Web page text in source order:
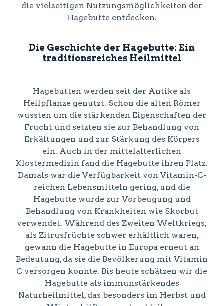
die vielseitigen Nutzungsmöglichkeiten der
Hagebutte entdecken.
Die Geschichte der Hagebutte: Ein
traditionsreiches Heilmittel
Hagebutten werden seit der Antike als
Heilpflanze genutzt. Schon die alten Römer
wussten um die stärkenden Eigenschaften der
Frucht und setzten sie zur Behandlung von
Erkältungen und zur Stärkung des Körpers
ein. Auch in der mittelalterlichen
Klostermedizin fand die Hagebutte ihren Platz.
Damals war die Verfügbarkeit von Vitamin-C-
reichen Lebensmitteln gering, und die
Hagebutte wurde zur Vorbeugung und
Behandlung von Krankheiten wie Skorbut
verwendet. Während des Zweiten Weltkriegs,
als Zitrusfrüchte schwer erhältlich waren,
gewann die Hagebutte in Europa erneut an
Bedeutung, da sie die Bevölkerung mit Vitamin
C versorgen konnte. Bis heute schätzen wir die
Hagebutte als immunstärkendes
Naturheilmittel, das besonders im Herbst und